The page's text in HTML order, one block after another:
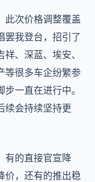
此次价格调整覆盖
罢我登台，招引了
、深蓝、埃安、
等很多车企纷繁参
一直在进行中。
续会持续坚持更
有的直接官宣降
价，还有的推出稳